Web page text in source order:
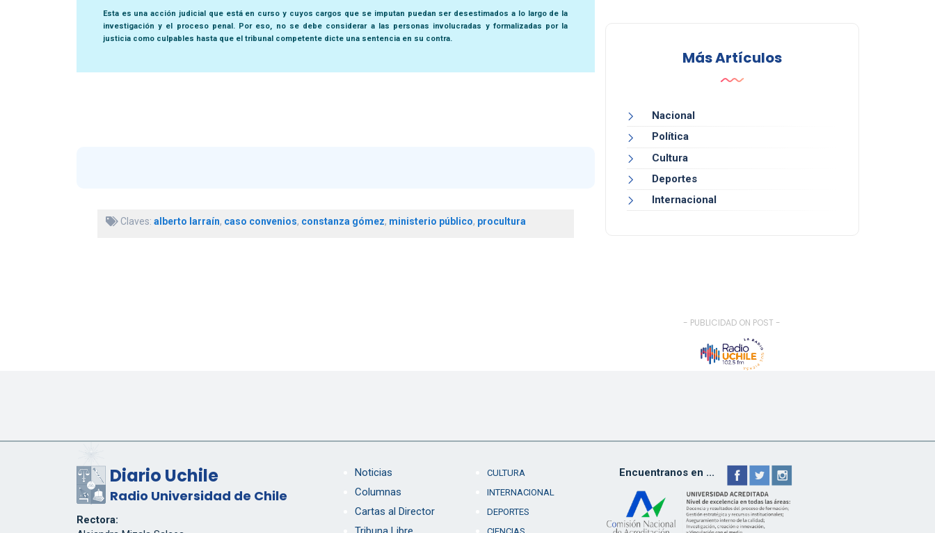
Esta es una acción judicial que está en curso y cuyos cargos que se imputan puedan ser desestimados a lo largo de la
investigación y el proceso penal. Por eso, no se debe considerar a las personas involucradas y formalizadas por la
justicia como culpables hasta que el tribunal competente dicte una sentencia en su contra.
Claves: alberto larraín, caso convenios, constanza gómez, ministerio público, procultura
Más Artículos
Nacional
Política
Cultura
Deportes
Internacional
- PUBLICIDAD ON POST -
Diario Uchile
Radio Universidad de Chile
Rectora:
Noticias
Columnas
Cartas al Director
CULTURA
INTERNACIONAL
DEPORTES
Encuentranos en ...